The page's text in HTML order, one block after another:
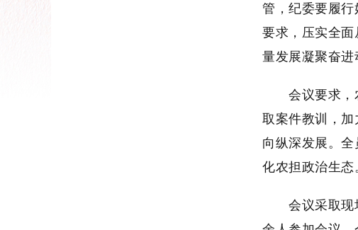
管，纪委要履
要求，压实全
量发展凝聚奋进
会议要求，农
取案件教训，
向纵深发展。
化农担政治生态
会议采取现场